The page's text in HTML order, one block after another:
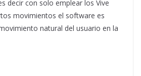
decir con solo emplear los Vive
movimientos el software es
natural del usuario en la